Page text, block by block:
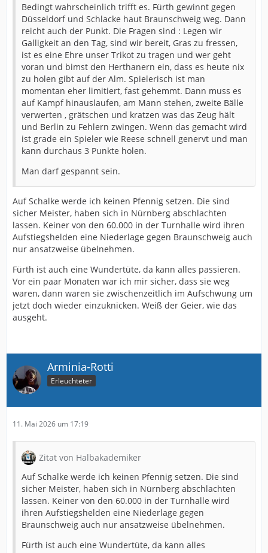
Bedingt wahrscheinlich trifft es. Fürth gewinnt gegen
Düsseldorf und Schlacke haut Braunschweig weg. Dann
reicht auch der Punkt. Die Fragen sind : Legen wir
Galligkeit an den Tag, sind wir bereit, Gras zu fressen,
ist es eine Ehre unser Trikot zu tragen und wer geht
voran und bimst den Herthanern ein, dass es heute nix
zu holen gibt auf der Alm. Spielerisch ist man
momentan eher limitiert, fast gehemmt. Dann muss es
auf Kampf hinauslaufen, am Mann stehen, zweite Bälle
verwerten , grätschen und kratzen was das Zeug hält
und Berlin zu Fehlern zwingen. Wenn das gemacht wird
ist grade ein Spieler wie Reese schnell genervt und man
kann durchaus 3 Punkte holen.
Man darf gespannt sein.
Auf Schalke werde ich keinen Pfennig setzen. Die sind
sicher Meister, haben sich in Nürnberg abschlachten
lassen. Keiner von den 60.000 in der Turnhalle wird ihren
Aufstiegshelden eine Niederlage gegen Braunschweig auch
nur ansatzweise übelnehmen.
Fürth ist auch eine Wundertüte, da kann alles passieren.
Vor ein paar Monaten war ich mir sicher, dass sie weg
waren, dann waren sie zwischenzeitlich im Aufschwung um
jetzt doch wieder einzuknicken. Weiß der Geier, wie das
ausgeht.
Arminia-Rotti
Erleuchteter
11. Mai 2026 um 17:19
Zitat von Halbakademiker
Auf Schalke werde ich keinen Pfennig setzen. Die sind
sicher Meister, haben sich in Nürnberg abschlachten
lassen. Keiner von den 60.000 in der Turnhalle wird
ihren Aufstiegshelden eine Niederlage gegen
Braunschweig auch nur ansatzweise übelnehmen.
Fürth ist auch eine Wundertüte, da kann alles